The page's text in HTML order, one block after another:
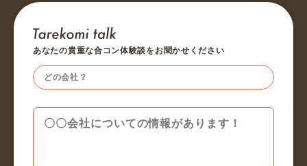
あなたの貴重な合コン体験談をお聞かせください